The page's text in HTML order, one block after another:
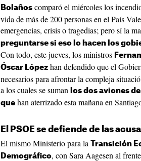
Bolaños comparó el miércoles los
vida de más de 200 personas en el País
emergencias, crisis o tragedias; pero sí la
preguntarse si eso lo hacen los
Con todo, este jueves, los ministros
Óscar López han defendido que el
necesarios para afrontar la compleja
a los cuales se suman
los dos aviones
que han aterrizado esta mañana en
El PSOE se defiende de las
El mismo Ministerio para la
Transición
Demográfico, con Sara Aagesen al